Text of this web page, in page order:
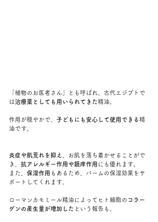
「植物のお医者さん」とも呼ばれ、古代エジプトで
は治療薬としても用いられてきた精油。
作用が穏やかで、 子どもにも安心して使用できる精
油です。
炎症や肌荒れを抑え
、お肌を落ち着かせることがで
き、 抗アレルギー作用や鎮痒作用 にも優れます。
また、 保湿作用 もあるため、バームの保湿効果をサ
ポートしてくれます。
ローマンカモミール精油によってヒト細胞の コラー
ゲンの産生量が増加した という報告も。